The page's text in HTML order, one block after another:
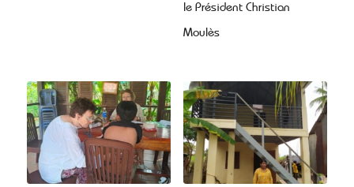
le Président Christian
Moulès